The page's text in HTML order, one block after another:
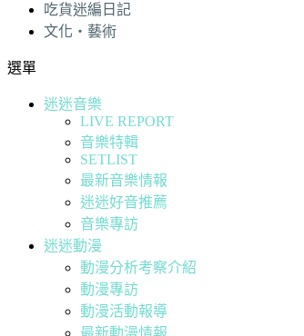
吃貨迷編日記
文化・藝術
選單
迷迷音樂
LIVE REPORT
音樂特輯
SETLIST
最新音樂情報
迷迷好音推薦
音樂專訪
迷迷動漫
動漫分析考察介紹
動漫專訪
動漫活動報導
最新動漫情報